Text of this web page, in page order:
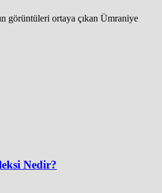
görüntüleri ortaya çıkan Ümraniye
Nedir?